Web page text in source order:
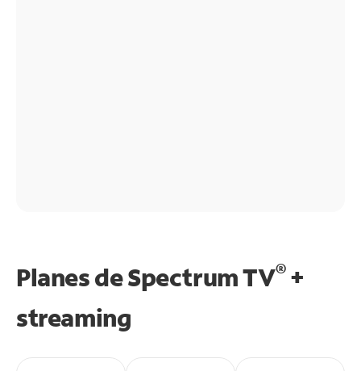
Planes de Spectrum TV®+
streaming